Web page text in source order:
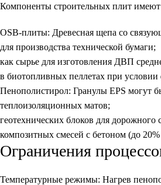
Компоненты строительных плит имеют
OSB-плиты: Древесная щепа со
для производства технической бумаги;
как сырье для изготовления ДВП
в биотопливных пеллетах при
Пенополистирол: Гранулы EPS могут
теплоизоляционных матов;
геотехнических блоков для дорожного
композитных смесей с бетоном (до
Ограничения
Температурные режимы: Нагрев